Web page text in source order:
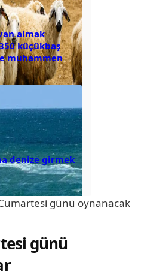
almak
küçükbaş
muhammen
denize girmek
günü oynanacak
günü